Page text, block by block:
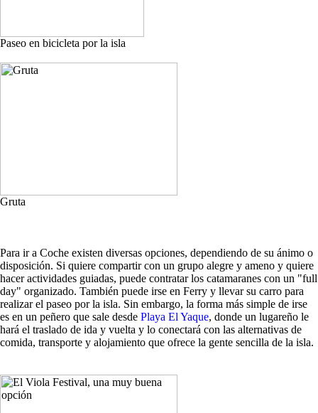
Paseo en bicicleta por la isla
Gruta
Para ir a Coche existen diversas opciones, dependiendo de su ánimo o
disposición. Si quiere compartir con un grupo alegre y ameno y quiere
hacer actividades guiadas, puede contratar los catamaranes con un "full
day" organizado. También puede irse en Ferry y llevar su carro para
realizar el paseo por la isla. Sin embargo, la forma más simple de irse
es en un peñero que sale desde Playa El Yaque, donde un lugareño le
hará el traslado de ida y vuelta y lo conectará con las alternativas de
comida, transporte y alojamiento que ofrece la gente sencilla de la isla.